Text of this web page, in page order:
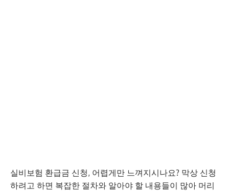
실비보험 환급금 신청, 어렵게만 느껴지시나요? 막상 신청
하려고 하면 복잡한 절차와 알아야 할 내용들이 많아 머리